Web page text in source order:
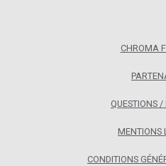
CHROMA
QUESTIONS /
MENTIONS
CONDITIONS